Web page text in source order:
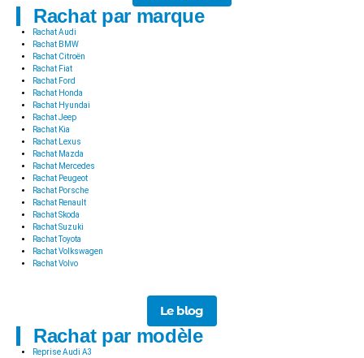
Rachat par marque
Rachat Audi
Rachat BMW
Rachat Citroën
Rachat Fiat
Rachat Ford
Rachat Honda
Rachat Hyundai
Rachat Jeep
Rachat Kia
Rachat Lexus
Rachat Mazda
Rachat Mercedes
Rachat Peugeot
Rachat Porsche
Rachat Renault
Rachat Skoda
Rachat Suzuki
Rachat Toyota
Rachat Volkswagen
Rachat Volvo
Le blog
Rachat par modèle
Reprise Audi A3